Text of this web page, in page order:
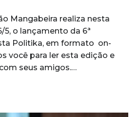
Mangabeira realiza nesta
5, o lançamento da 6ª
Politika, em formato on-
você para ler esta edição e
seus amigos.…